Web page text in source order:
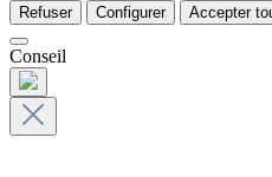
Refuser Configurer Accepter
Conseil